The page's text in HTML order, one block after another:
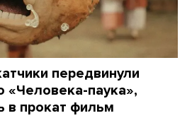
передвинули
«Человека-паука»,
в прокат фильм